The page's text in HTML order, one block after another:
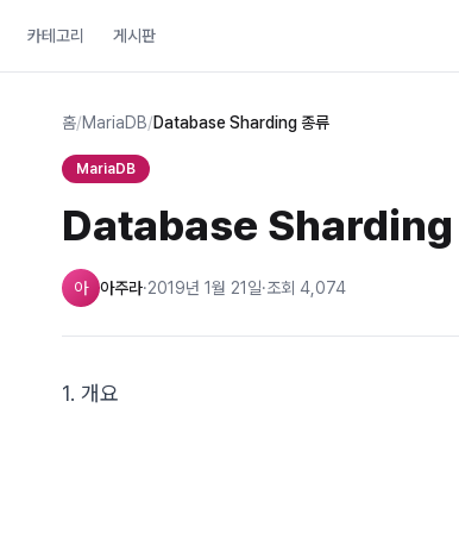
카테고리 게시판
홈/MariaDB/Database Sharding 종류
MariaDB
Database Sharding
아 아주라·2019년 1월 21일·조회 4,074
1. 개요